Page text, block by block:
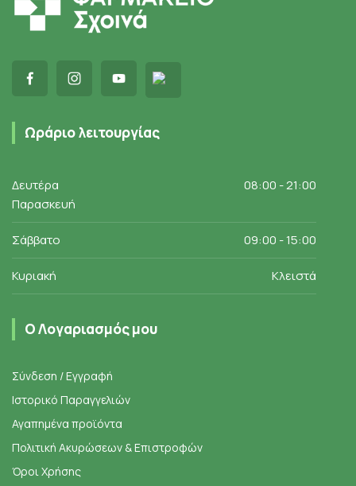
Ωράριο λειτουργίας
Δευτέρα
Παρασκευή
08:00 - 21:00
Σάββατο 09:00 - 15:00
Κυριακή Κλειστά
Ο Λογαριασμός μου
Σύνδεση / Εγγραφή
Ιστορικό Παραγγελιών
Αγαπημένα προϊόντα
Πολιτική Ακυρώσεων & Επιστροφών
Όροι Χρήσης